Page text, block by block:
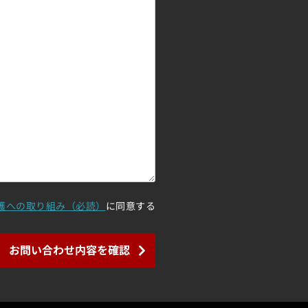
への取り組み（必読） に同意する